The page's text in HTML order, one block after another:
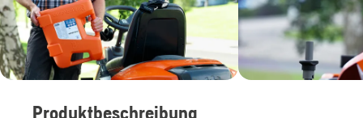
Produktbeschreibung